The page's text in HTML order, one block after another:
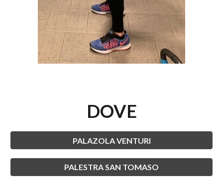
DOVE
PALAZOLA VENTURI
PALESTRA SAN TOMASO